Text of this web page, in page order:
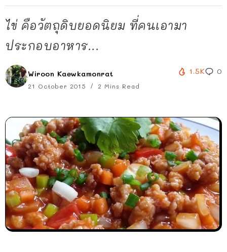
ไข่ คือวัตถุดิบยอดนิยม ที่คนเอามา
ประกอบอาหาร...
Wiroon Kaewkamonrat
21 October 2015 2 Mins Read
1.5K 0